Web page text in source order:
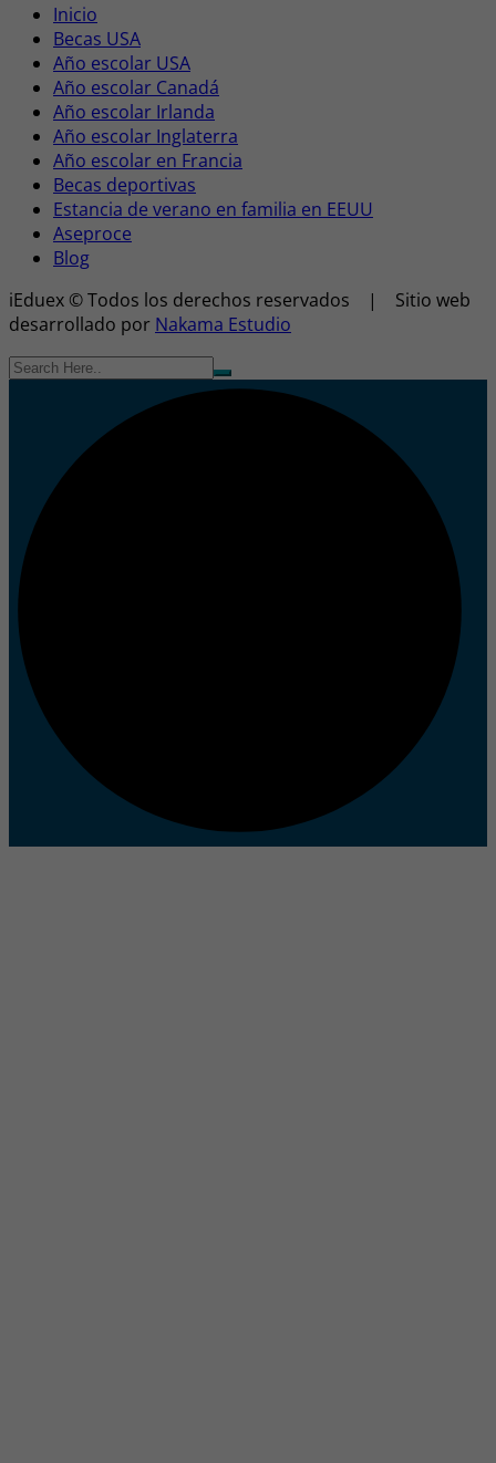
Inicio
Becas USA
Año escolar USA
Año escolar Canadá
Año escolar Irlanda
Año escolar Inglaterra
Año escolar en Francia
Becas deportivas
Estancia de verano en familia en EEUU
Aseproce
Blog
iEduex © Todos los derechos reservados | Sitio web
desarrollado por Nakama Estudio